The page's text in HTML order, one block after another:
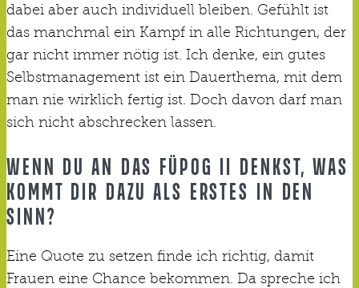
dabei aber auch individuell bleiben. Gefühlt ist
das manchmal ein Kampf in alle Richtungen, der
gar nicht immer nötig ist. Ich denke, ein gutes
Selbstmanagement ist ein Dauerthema, mit dem
man nie wirklich fertig ist. Doch davon darf man
sich nicht abschrecken lassen.
WENN DU AN DAS FÜPOG II DENKST, WAS
KOMMT DIR DAZU ALS ERSTES IN DEN
SINN?
Eine Quote zu setzen finde ich richtig, damit
Frauen eine Chance bekommen. Da spreche ich